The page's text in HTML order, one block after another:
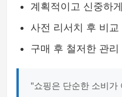
계획적이고 신중하
사전 리서치 후 비교
구매 후 철저한 관리
"쇼핑은 단순한 소비가